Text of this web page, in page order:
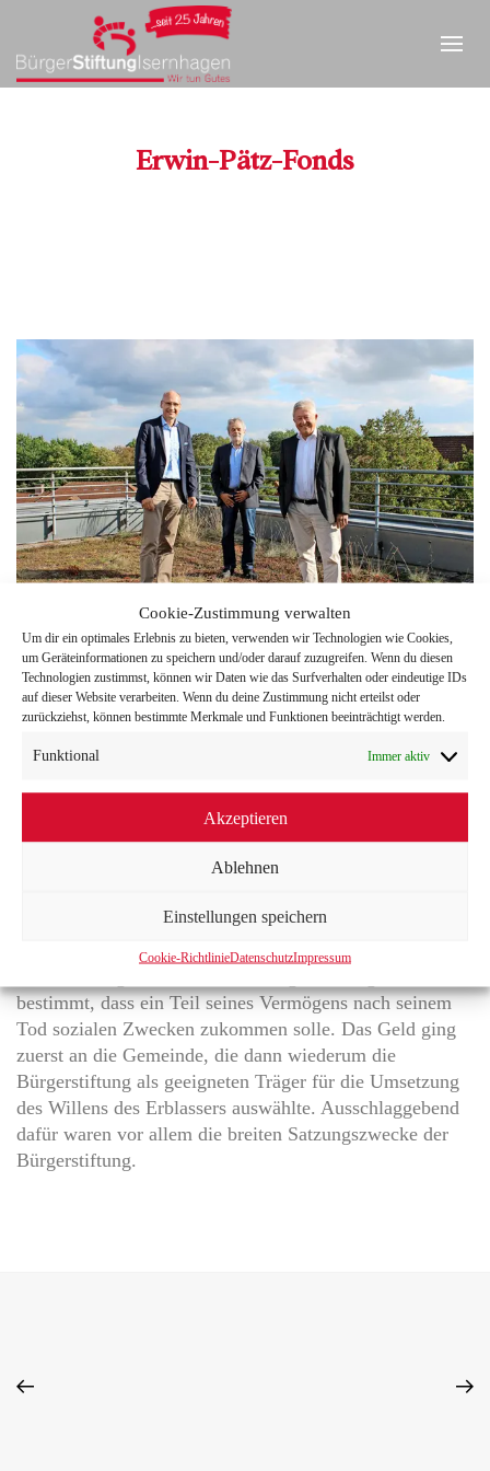
Cookie-Zustimmung verwalten
Um dir ein optimales Erlebnis zu bieten, verwenden wir Technologien wie Cookies,
um Geräteinformationen zu speichern und/oder darauf zuzugreifen. Wenn du diesen
Technologien zustimmst, können wir Daten wie das Surfverhalten oder eindeutige IDs
auf dieser Website verarbeiten. Wenn du deine Zustimmung nicht erteilst oder
zurückziehst, können bestimmte Merkmale und Funktionen beeinträchtigt werden.
Funktional Immer aktiv
Akzeptieren
Ablehnen
Einstellungen speichern
Cookie-RichtlinieDatenschutzImpressum
Erwin-Pätz-Fonds
Die Bürgerstiftung Isernhagen hat Gelder aus einem
und Jugendliche in Isernhagen. In einer ersten
Förderrunde lag der Fokus auf den Folgen der Corona-
Pandemie. Nunmehr können weitere Förderschwerpunkte
wie Schwimmkurse für Kinder hinzukommen,
möglicherweise auch die Förderung von Projekten für
Mittel innerhalb der nächsten Jahre zu vergeben und hat
dafür den Erwin-Pätz-Fonds eingerichtet.
bestimmt, dass ein Teil seines Vermögens nach seinem
Tod sozialen Zwecken zukommen solle. Das Geld ging
zuerst an die Gemeinde, die dann wiederum die
Bürgerstiftung als geeigneten Träger für die Umsetzung
des Willens des Erblassers auswählte. Ausschlaggebend
dafür waren vor allem die breiten Satzungszwecke der
Bürgerstiftung.